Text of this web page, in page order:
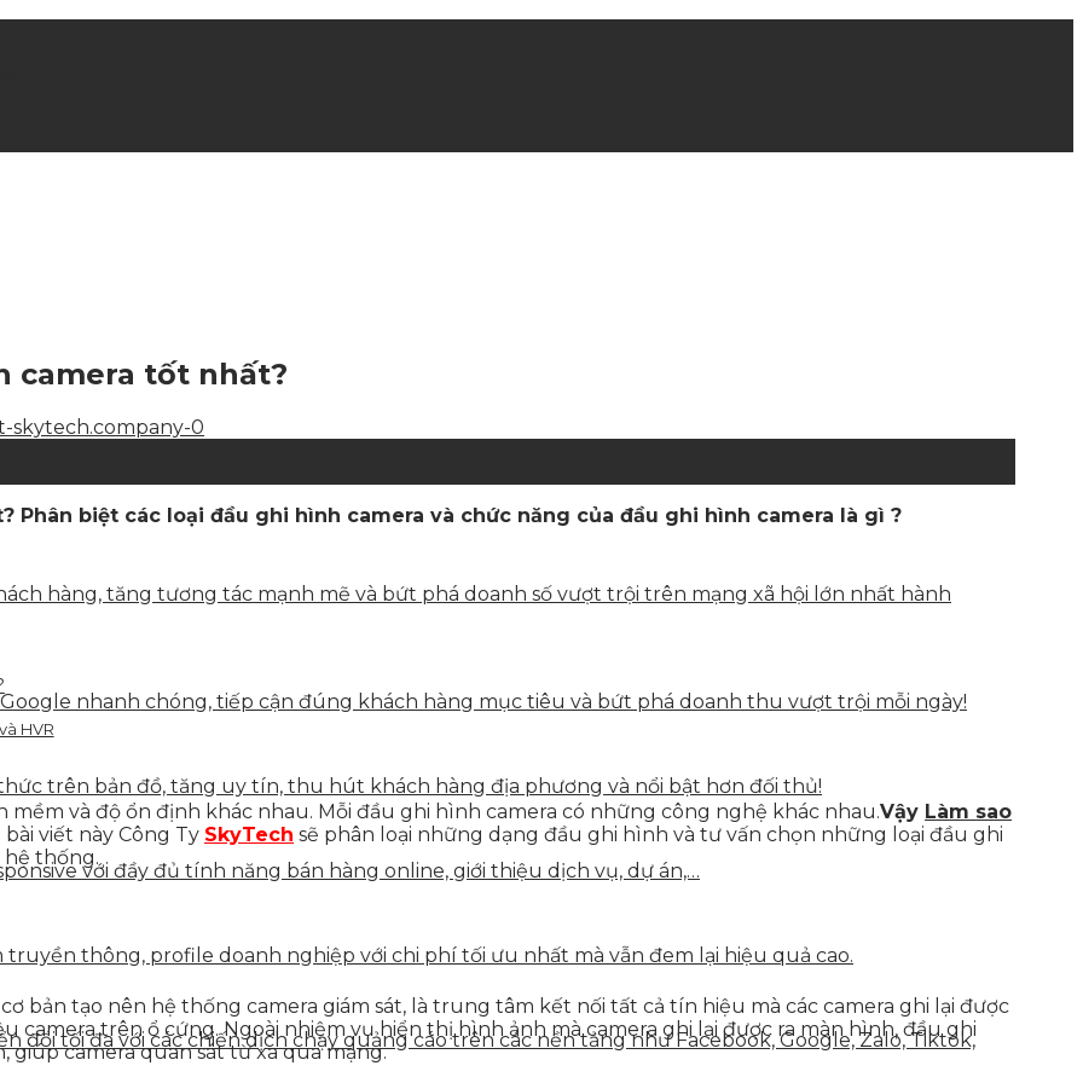
hàng, tăng tương tác mạnh mẽ và bứt phá doanh số vượt trội trên mạng xã hội lớn nhất hành
nhanh chóng, tiếp cận đúng khách hàng mục tiêu và bứt phá doanh thu vượt trội mỗi ngày!
trên bản đồ, tăng uy tín, thu hút khách hàng địa phương và nổi bật hơn đối thủ!
với đầy đủ tính năng bán hàng online, giới thiệu dịch vụ, dự án,…
thông, profile doanh nghiệp với chi phí tối ưu nhất mà vẫn đem lại hiệu quả cao.
đổi tối đa với các chiến dịch chạy quảng cáo trên các nền tảng như Facebook, Google, Zalo, Tiktok,
camera tốt nhất?
Phân biệt các loại đầu ghi hình camera và chức năng của đầu ghi hình camera là gì ?
HVR
và độ ổn định khác nhau. Mỗi đầu ghi hình camera có những công nghệ khác nhau.Vậy Làm sao
bài viết này Công Ty SkyTech sẽ phân loại những dạng đầu ghi hình và tư vấn chọn những loại đầu ghi
hệ thống.
bản tạo nên hệ thống camera giám sát, là trung tâm kết nối tất cả tín hiệu mà các camera ghi lại được
trên ổ cứng. Ngoài nhiệm vụ hiển thị hình ảnh mà camera ghi lại được ra màn hình, đầu ghi
giúp camera quan sát từ xa qua mạng.